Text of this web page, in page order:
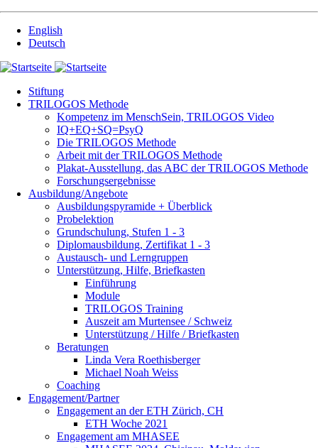
English
Deutsch
Stiftung
TRILOGOS Methode
Kompetenz im MenschSein, TRILOGOS Video
IQ+EQ+SQ=PsyQ
Die TRILOGOS Methode
Arbeit mit der TRILOGOS Methode
Plakat-Ausstellung, das ABC der TRILOGOS Methode
Forschungsergebnisse
Ausbildung/Angebote
Ausbildungspyramide + Überblick
Probelektion
Grundschulung, Stufen 1 - 3
Diplomausbildung, Zertifikat 1 - 3
Austausch- und Lerngruppen
Unterstützung, Hilfe, Briefkasten
Einführung
Module
TRILOGOS Training
Auszeit am Murtensee / Schweiz
Unterstützung / Hilfe / Briefkasten
Beratungen
Linda Vera Roethisberger
Michael Noah Weiss
Coaching
Engagement/Partner
Engagement an der ETH Zürich, CH
ETH Woche 2021
Engagement am MHASEE